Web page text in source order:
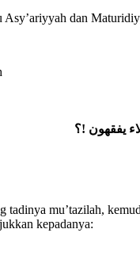
Asy’ariyyah dan
يفقهون !؟
tadinya mu’tazilah,
kepadanya: